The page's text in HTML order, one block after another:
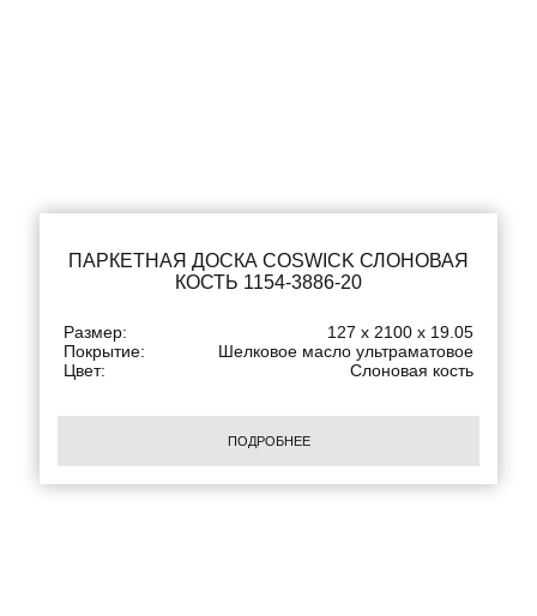
ПАРКЕТНАЯ ДОСКА COSWICK СЛОНОВАЯ
КОСТЬ 1154-3886-20
Размер:
127 x 2100 x 19.05
Покрытие:
Шелковое масло ультраматовое
Цвет:
Слоновая кость
ПОДРОБНЕЕ